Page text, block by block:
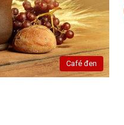
Café đen